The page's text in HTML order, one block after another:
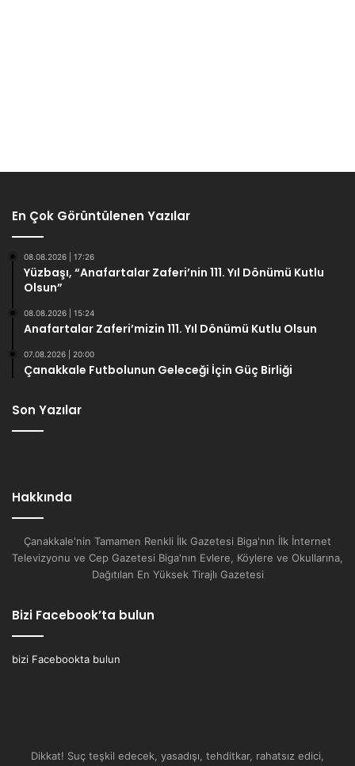
En Çok Görüntülenen Yazılar
08.08.2026 | 17:26
Yüzbaşı, “Anafartalar Zaferi’nin 111. Yıl Dönümü Kutlu
Olsun”
08.08.2026 | 15:24
Anafartalar Zaferi’mizin 111. Yıl Dönümü Kutlu Olsun
07.08.2026 | 20:00
Çanakkale Futbolunun Geleceği İçin Güç Birliği
Son Yazılar
Hakkında
Çanakkale'nin Tamamen Renkli İlk Gazetesi Biga'nın İlk İnternet
Televizyonu ve Cep Gazetesi Biga'nın Evlere, Köylere ve Okullarına,
Dağıtılan En Yüksek Tirajlı Gazetesi
Bizi Facebook’ta bulun
bizi Facebookta bulun
Dikkat! Suç teşkil edecek, yasadışı, tehditkar, rahatsız edici,